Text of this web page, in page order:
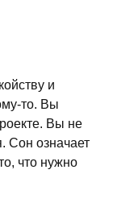
и
то. Вы
Вы не
Сон означает
что нужно